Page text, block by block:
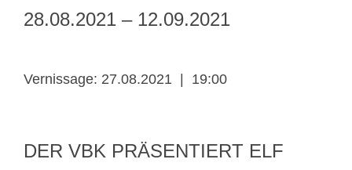
28.08.2021 – 12.09.2021
Vernissage: 27.08.2021 | 19:00
DER VBK PRÄSENTIERT ELF